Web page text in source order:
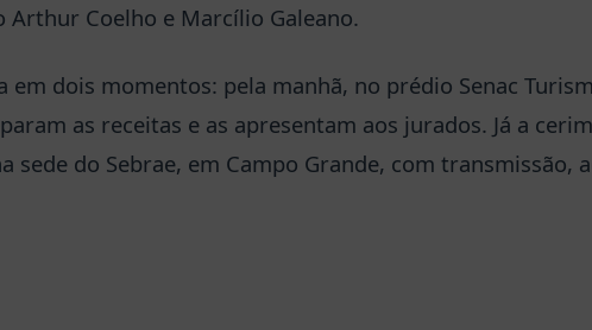
Arthur Coelho e Marcílio Galeano.
em dois momentos: pela manhã, no prédio Senac
as receitas e as apresentam aos jurados. Já a
sede do Sebrae, em Campo Grande, com transmissão,